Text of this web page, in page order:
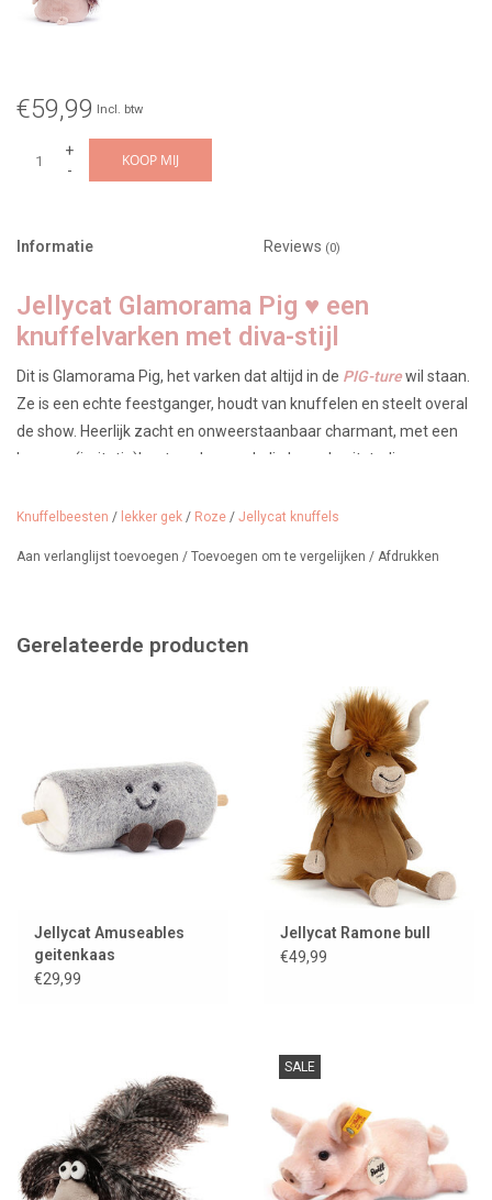
€59,99 Incl. btw
+
-
KOOP MIJ
Informatie Reviews (0)
Jellycat Glamorama Pig ♥ een
knuffelvarken met diva-stijl
Dit is Glamorama Pig, het varken dat altijd in de PIG-turewil staan.
Ze is een echte feestganger, houdt van knuffelen en steelt overal
de show. Heerlijk zacht en onweerstaanbaar charmant, met een
boa van (imitatie)bont om haar nek die haar de uitstraling van een
Leeftijd: vanaf 12 maanden
Afmetingen 28 cm
Knuffelbeesten / lekker gek / Roze / Jellycat knuffels
Aan verlanglijst toevoegen / Toevoegen om te vergelijken / Afdrukken
Gerelateerde producten
Jellycat Amuseables
geitenkaas
€29,99
Jellycat Ramone bull
€49,99
SALE